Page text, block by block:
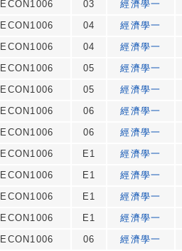
ECON1006 03
經濟學一
ECON1006 04
經濟學一
ECON1006 04
經濟學一
ECON1006 05
經濟學一
ECON1006 05
經濟學一
ECON1006 06
經濟學一
ECON1006 06
經濟學一
ECON1006 E1
經濟學一
ECON1006 E1
經濟學一
ECON1006 E1
經濟學一
ECON1006 E1
經濟學一
ECON1006 06
經濟學一